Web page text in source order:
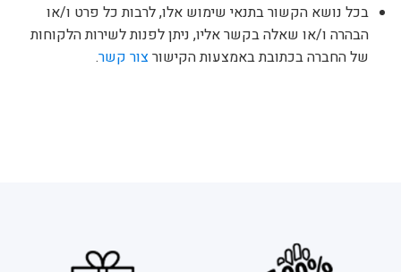
בכל נושא הקשור בתנאי שימוש אלו, לרבות כל פרט ו/או
הבהרה ו/או שאלה בקשר אליו, ניתן לפנות לשירות הלקוחות
של החברה בכתובת באמצעות הקישורצור קשר.